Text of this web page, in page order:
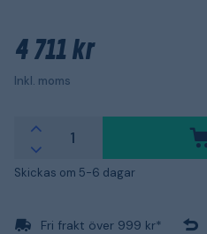
4 711 kr
Inkl. moms
Skickas om 5-6 dagar
Fri frakt över 999 kr*